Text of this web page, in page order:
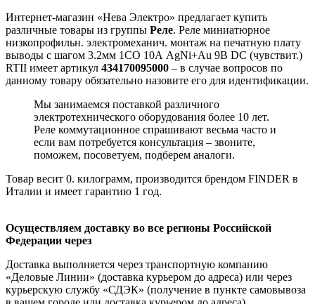
Интернет-магазин «Нева Электро» предлагает купить
различные товары из группы Реле. Реле миниатюрное
низкопрофильн. электромеханич. монтаж на печатную плату
выводы с шагом 3.2мм 1CO 10А AgNi+Au 9В DC (чувствит.)
RTII имеет артикул 434170095000 – в случае вопросов по
данному товару обязательно назовите его для идентификации.
Мы занимаемся поставкой различного
электротехнического оборудования более 10 лет.
Реле коммутационное спрашивают весьма часто и
если вам потребуется консультация – звоните,
поможем, посоветуем, подберем аналоги.
Товар весит 0. килограмм, производится брендом FINDER в
Италии и имеет гарантию 1 год.
Осуществляем доставку во все регионы Российской
Федерации через
Доставка выполняется через транспортную компанию
«Деловые Линии» (доставка курьером до адреса) или через
курьерскую службу «СДЭК» (получение в пункте самовывоза